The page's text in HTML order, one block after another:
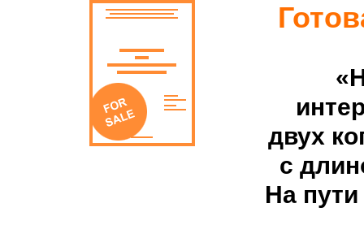
двух
с
На